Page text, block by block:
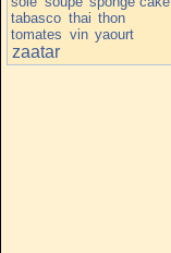
tabasco thai thon
tomates vin yaourt
zaatar